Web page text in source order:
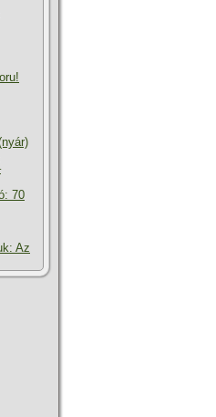
70
Az